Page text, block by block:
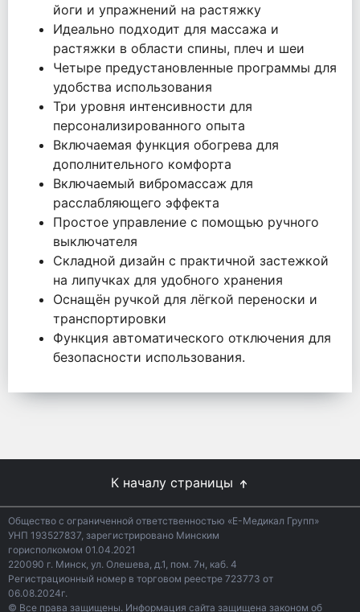
йоги и упражнений на растяжку
Идеально подходит для массажа и
растяжки в области спины, плеч и шеи
Четыре предустановленные программы для
удобства использования
Три уровня интенсивности для
персонализированного опыта
Включаемая функция обогрева для
дополнительного комфорта
Включаемый вибромассаж для
расслабляющего эффекта
Простое управление с помощью ручного
выключателя
Складной дизайн с практичной застежкой
на липучках для удобного хранения
Оснащён ручкой для лёгкой переноски и
транспортировки
Функция автоматического отключения для
безопасности использования.
К началу страницы
Общество с ограниченной ответственностью «Е-Медикал Групп»
УНП 193527837, зарегистрировано Минским
горисполкомом 01.04.2021
220090 г. Минск, ул. Олешева, д.1, пом. 7н, каб. 4
Регистрационный номер в торговом реестре 723773 от
06.08.2024г.
© Все права защищены. Информация сайта защищена законом об